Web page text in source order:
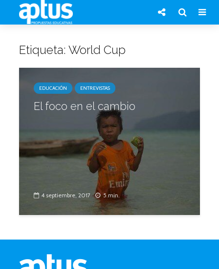
Etiqueta: World Cup
EDUCACIÓN ENTREVISTAS
El foco en el cambio
4 septiembre, 2017 5 min.